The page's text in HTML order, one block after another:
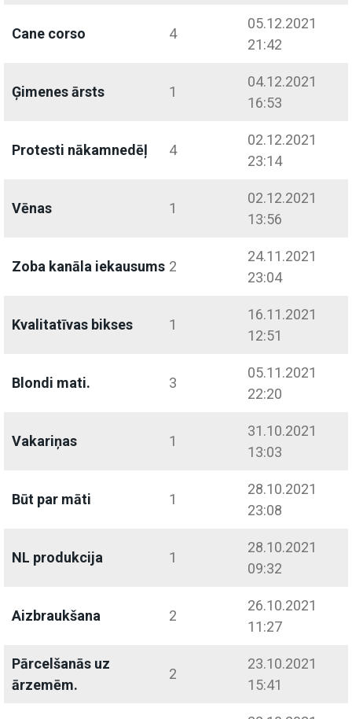
Cane corso 4
05.12.2021
21:42
Ģimenes ārsts 1
04.12.2021
16:53
Protesti nākamnedēļ 4
02.12.2021
23:14
Vēnas 1
02.12.2021
13:56
Zoba kanāla iekausums 2
24.11.2021
23:04
Kvalitatīvas bikses 1
16.11.2021
12:51
Blondi mati. 3
05.11.2021
22:20
Vakariņas 1
31.10.2021
13:03
Būt par māti 1
28.10.2021
23:08
NL produkcija 1
28.10.2021
09:32
Aizbraukšana 2
26.10.2021
11:27
Pārcelšanās uz
ārzemēm.
2
23.10.2021
15:41